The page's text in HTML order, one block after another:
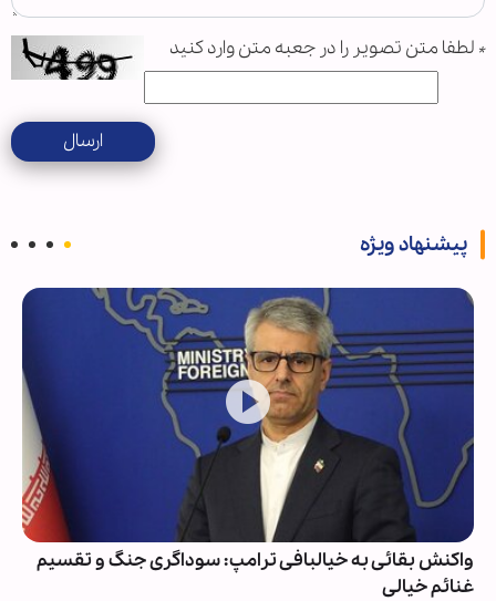
* لطفا متن تصویر را در جعبه متن وارد کنید
ارسال
پیشنهاد ویژه
واکنش بقائی به خیالبافی ترامپ: سوداگری جنگ و تقسیم
غنائم خیالی